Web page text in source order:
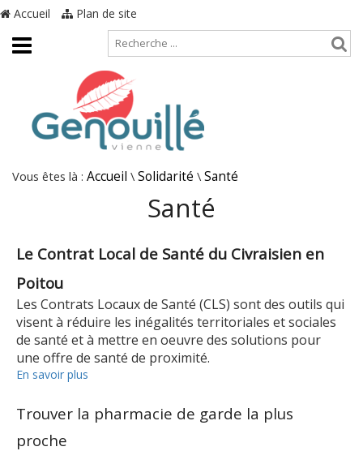
Accueil Plan de site
Vous êtes là : Accueil \ Solidarité \ Santé
Santé
Le Contrat Local de Santé du Civraisien en
Poitou
Les Contrats Locaux de Santé (CLS) sont des outils qui
visent à réduire les inégalités territoriales et sociales
de santé et à mettre en oeuvre des solutions pour
une offre de santé de proximité.
En savoir plus
Trouver la pharmacie de garde la plus
proche